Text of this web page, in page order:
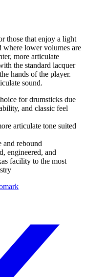
those that enjoy a light
where lower volumes are
more articulate
the standard lacquer
hands of the player.
sound.
for drumsticks due
and classic feel
articulate tone suited
and rebound
engineered, and
facility to the most